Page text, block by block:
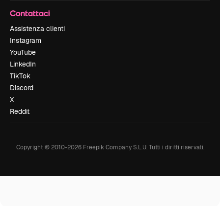
Contattaci
Assistenza clienti
Instagram
YouTube
LinkedIn
TikTok
Discord
X
Reddit
Copyright © 2010-2026Freepik Company S.L.U. Tutti i diritti riservati.